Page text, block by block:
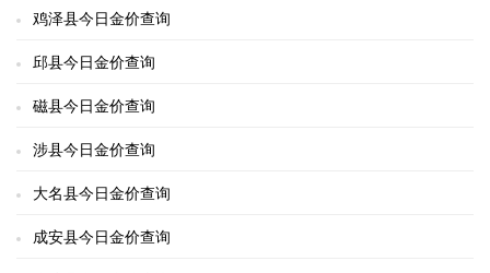
鸡泽县今日金价查询
邱县今日金价查询
磁县今日金价查询
涉县今日金价查询
大名县今日金价查询
成安县今日金价查询